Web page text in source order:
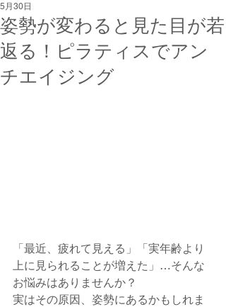
姿勢が変わると見た目が若
返る！ピラティスでアン
チエイジング
5月30日
「最近、疲れて見える」「実年齢より
上に見られることが増えた」…そんな
お悩みはありませんか？
実はその原因、姿勢にあるかもしれま